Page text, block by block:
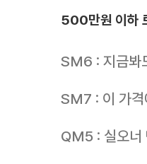
500만원 이하
SM6 : 지금봐
SM7 : 이 가격
QM5 : 실오너